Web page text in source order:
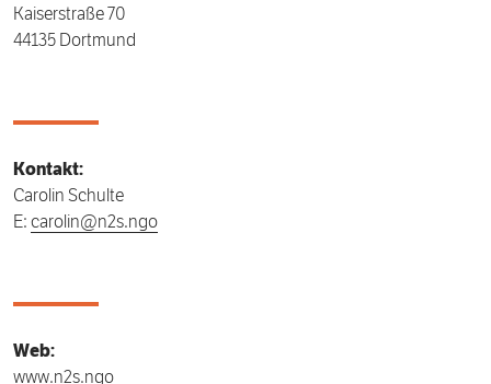
Kaiserstraße 70
44135 Dortmund
Kontakt:
Carolin Schulte
E: carolin@n2s.ngo
Web:
www.n2s.ngo